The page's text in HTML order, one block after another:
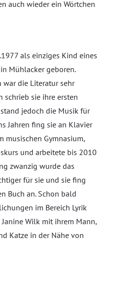
auch wieder ein Wörtchen
als einziges Kind eines
Mühlacker geboren.
war die Literatur sehr
schrieb sie ihre ersten
jedoch die Musik für
Jahren fing sie an Klavier
musischen Gymnasium,
und arbeitete bis 2010
zwanzig wurde das
für sie und sie fing
Buch an. Schon bald
im Bereich Lyrik
Wilk mit ihrem Mann,
Katze in der Nähe von